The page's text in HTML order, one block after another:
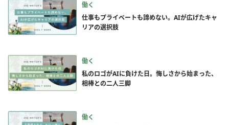
働く
仕事もプライベートも諦めない。AIが広げたキャ
リアの選択肢
働く
私のロゴがAIに負けた日。悔しさから始まった、
相棒との二人三脚
働く